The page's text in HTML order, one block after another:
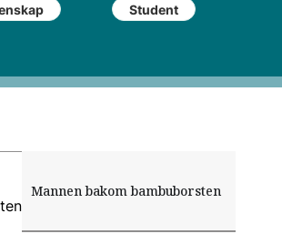
Mannen bakom bambuborsten
Student